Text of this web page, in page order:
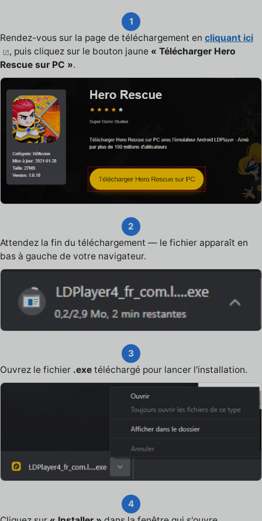
1
Rendez-vous sur la page de téléchargement en cliquant ici
, puis cliquez sur le bouton jaune « Télécharger Hero
Rescue sur PC ».
2
Attendez la fin du téléchargement — le fichier apparaît en
bas à gauche de votre navigateur.
3
Ouvrez le fichier .exe téléchargé pour lancer l'installation.
4